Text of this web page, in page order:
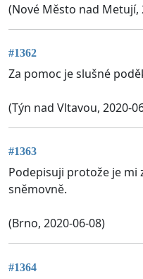
(Nové Město nad Metují,
#1362
Za pomoc je slušné
(Týn nad Vltavou, 2020-
#1363
Podepisuji protože je mi
sněmovně.
(Brno, 2020-06-08)
#1364